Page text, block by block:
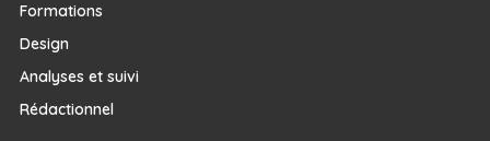
Formations
Design
Analyses et suivi
Rédactionnel